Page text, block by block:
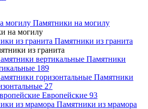
Памятники на могилу
на могилу
Памятники из гранита
из гранита
Памятники
189
Памятники
27
Европейские 93
Памятники из мрамора